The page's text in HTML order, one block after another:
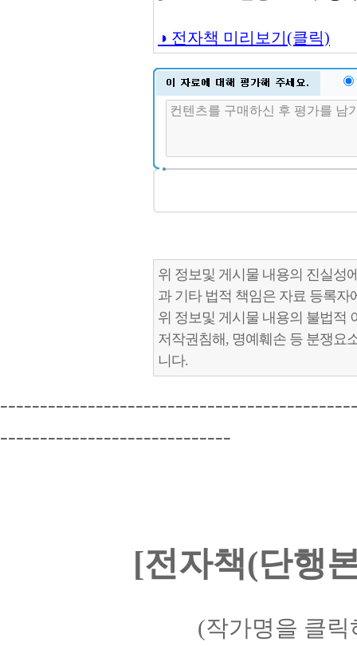
◑ 전자책 미리보기(클릭)
위 정보및 게시물 내용의 진실성
과 기타 법적 책임은 자료 등록자
위 정보및 게시물 내용의 불법적
저작권침해, 명예훼손 등 분쟁요
니다.
-----------------------------
[전자책(단행
(작가명을 클